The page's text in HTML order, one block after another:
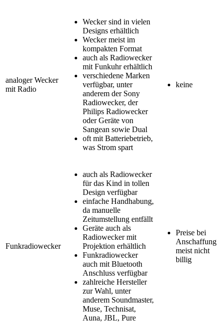
analoger Wecker
mit Radio
Wecker sind in vielen
Designs erhältlich
Wecker meist im
kompakten Format
auch als Radiowecker
mit Funkuhr erhältlich
verschiedene Marken
verfügbar, unter
anderem der Sony
Radiowecker, der
Philips Radiowecker
oder Geräte von
Sangean sowie Dual
oft mit Batteriebetrieb,
was Strom spart
keine
Funkradiowecker
auch als Radiowecker
für das Kind in tollen
Design verfügbar
einfache Handhabung,
da manuelle
Zeitumstellung entfällt
Geräte auch als
Radiowecker mit
Projektion erhältlich
Funkradiowecker
auch mit Bluetooth
Anschluss verfügbar
zahlreiche Hersteller
zur Wahl, unter
anderem Soundmaster,
Muse, Technisat,
Auna, JBL, Pure
Preise bei
Anschaffung
meist nicht
billig